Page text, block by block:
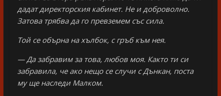
дадат директорския кабинет. Не и доброволно.
Затова трябва да го превземем със сила.
Той се обърна на хълбок, с гръб към нея.
— Да забравим за това, любов моя. Както ти си
забравила, че ако нещо се случи с Дънкан, поста
му ще наследи Малком.